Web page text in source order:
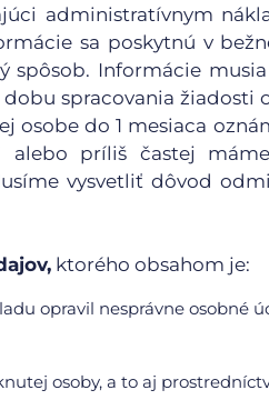
administratívnym
sa poskytnú v
Informácie
spracovania žiadosti
osobe do 1 mesiaca
alebo príliš častej
vysvetliť dôvod
ktorého obsahom je:
opravil nesprávne osobné
osoby, a to aj